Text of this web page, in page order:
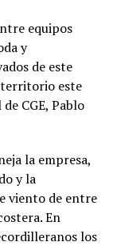
equipos
y
de este
este
CGE, Pablo
la empresa,
y la
viento de entre
En
los